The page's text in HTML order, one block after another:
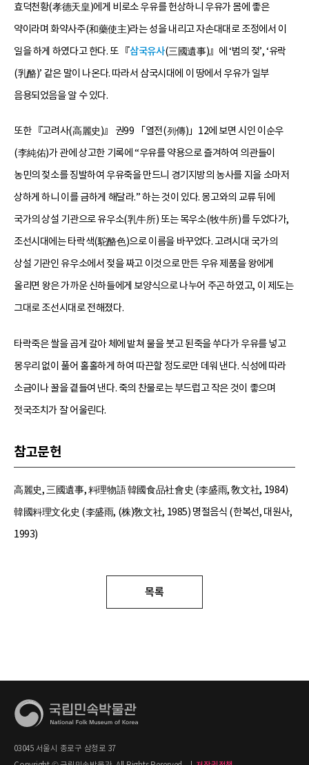
효덕천황(孝德天皇)에게 비로소 우유를 헌상하니 우유가 몸에 좋은
약이라며 화약사주(和藥使主)라는 성을 내리고 자손대대로 조정에서 이
일을 하게 하였다고 한다. 또 『삼국유사(三國遺事)』에 ‘범의 젖’, ‘유락
(乳酪)’ 같은 말이 나온다. 따라서 삼국시대에 이 땅에서 우유가 일부
음용되었음을 알 수 있다.
또한 『고려사(高麗史)』 권99 「열전(列傳)」12에 보면 시인 이순우
(李純佑)가 관에 상고한 기록에 “우유를 약용으로 즐겨하여 의관들이
농민의 젖소를 징발하여 우유죽을 만드니 경기지방의 농사를 지을 소마저
상하게 하니 이를 금하게 해달라.” 하는 것이 있다. 몽고와의 교류 뒤에
국가의 상설 기관으로 유우소(乳牛所) 또는 목우소(牧牛所)를 두었다가,
조선시대에는 타락색(駝酪色)으로 이름을 바꾸었다. 고려시대 국가의
상설 기관인 유우소에서 젖을 짜고 이것으로 만든 우유 제품을 왕에게
올리면 왕은 가까운 신하들에게 보양식으로 나누어 주곤 하였고, 이 제도는
그대로 조선시대로 전해졌다.
타락죽은 쌀을 곱게 갈아 체에 밭쳐 물을 붓고 된죽을 쑤다가 우유를 넣고
몽우리 없이 풀어 홀홀하게 하여 따끈할 정도로만 데워 낸다. 식성에 따라
소금이나 꿀을 곁들여 낸다. 죽의 찬물로는 부드럽고 작은 것이 좋으며
젓국조치가 잘 어울린다.
참고문헌
高麗史, 三國遺事, 料理物語 韓國食品社會史 (李盛雨, 敎文社, 1984)
韓國料理文化史 (李盛雨, (株)敎文社, 1985) 명절음식 (한복선, 대원사,
1993)
목록
03045 서울시 종로구 삼청로 37